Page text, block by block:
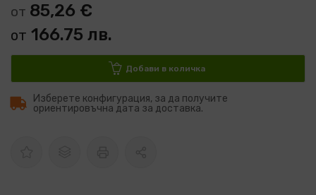
от 85,26 €
от 166.75 лв.
Добави в количка
Изберете конфигурация, за да получите
ориентировъчна дата за доставка.